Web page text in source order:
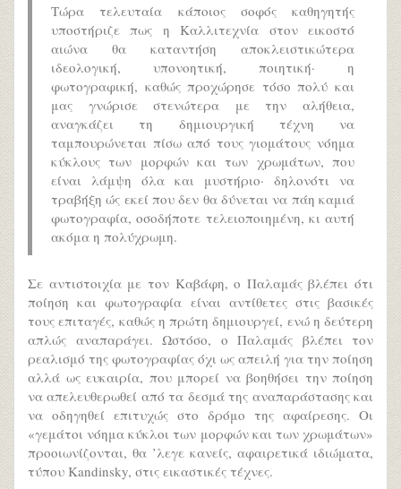
Τώρα τελευταία κάποιος σοφός καθηγητής
υποστήριζε πως η Καλλιτεχνία στον εικοστό
αιώνα θα καταντήση αποκλειστικώτερα
ιδεολογική, υπονοητική, ποιητική· η
φωτογραφική, καθώς προχώρησε τόσο πολύ και
μας γνώρισε στενώτερα με την αλήθεια,
αναγκάζει τη δημιουργική τέχνη να
ταμπουρώνεται πίσω από τους γιομάτους νόημα
κύκλους των μορφών και των χρωμάτων, που
είναι λάμψη όλα και μυστήριο· δηλονότι να
τραβήξη ώς εκεί που δεν θα δύνεται να πάη καμιά
φωτογραφία, οσοδήποτε τελειοποιημένη, κι αυτή
ακόμα η πολύχρωμη.
Σε αντιστοιχία με τον Καβάφη, ο Παλαμάς βλέπει ότι
ποίηση και φωτογραφία είναι αντίθετες στις βασικές
τους επιταγές, καθώς η πρώτη δημιουργεί, ενώ η δεύτερη
απλώς αναπαράγει. Ωστόσο, ο Παλαμάς βλέπει τον
ρεαλισμό της φωτογραφίας όχι ως απειλή για την ποίηση
αλλά ως ευκαιρία, που μπορεί να βοηθήσει την ποίηση
να απελευθερωθεί από τα δεσμά της αναπαράστασης και
να οδηγηθεί επιτυχώς στο δρόμο της αφαίρεσης. Οι
«γεμάτοι νόημα κύκλοι των μορφών και των χρωμάτων»
προοιωνίζονται, θα ’λεγε κανείς, αφαιρετικά ιδιώματα,
τύπου Kandinsky, στις εικαστικές τέχνες.